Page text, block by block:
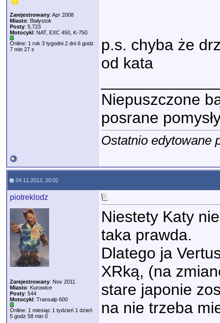
Zarejestrowany: Apr 2008
Miasto: Białystok
Posty: 5,723
Motocykl: NAT, EXC 450, K-750
Online: 1 rok 3 tygodni 2 dni 6 godz
7 min 27 s
p.s. chyba że
od kata
Niepuszczone
posrane
Ostatnio edytowane
04.11.2013, 20:02
piotreklodz
Zarejestrowany: Nov 2011
Miasto: Kurowice
Posty: 544
Motocykl: Transalp 600
Online: 1 miesiąc 1 tydzień 1 dzień
5 godz 58 min 0
Niestety Katy
taka prawda.
Dlatego ja
XRką, (na
stare japonie
na nie trzeba